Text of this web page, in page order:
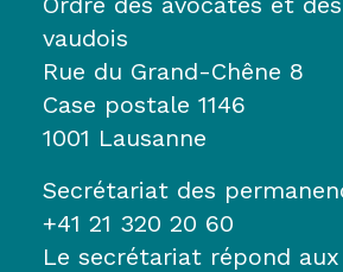
vaudois
Rue du Grand-Chêne 8
Case postale 1146
1001 Lausanne
Secrétariat des
+41 21 320 20 60
Le secrétariat répond